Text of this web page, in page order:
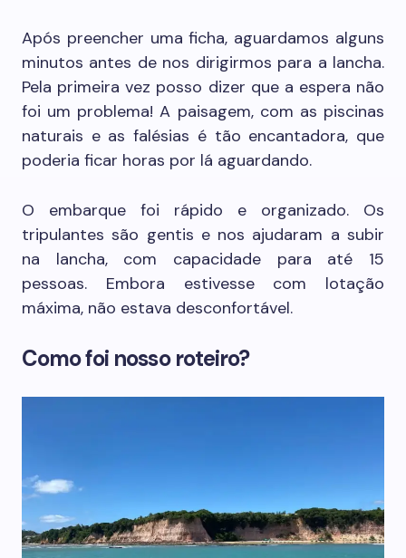
Após preencher uma ficha, aguardamos alguns
minutos antes de nos dirigirmos para a lancha.
Pela primeira vez posso dizer que a espera não
foi um problema! A paisagem, com as piscinas
naturais e as falésias é tão encantadora, que
poderia ficar horas por lá aguardando.
O embarque foi rápido e organizado. Os
tripulantes são gentis e nos ajudaram a subir
na lancha, com capacidade para até 15
pessoas. Embora estivesse com lotação
máxima, não estava desconfortável.
Como foi nosso roteiro?